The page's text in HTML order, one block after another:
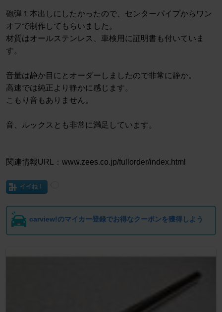
砲弾１本出しにしたかったので、センターパイプからワン
オフで制作してもらいました。
材質はオールステンレス、車検用に証明書も付いていま
す。
音量は静か目にとオーダーしましたので非常に静か。
高速では純正より静かに感じます。
こもり音もありません。
音、ルックスとも非常に満足しています。
関連情報URL：www.zees.co.jp/fullorder/index.html
イイね！
carview!のマイカー登録でお得なクーポンを獲得しよう